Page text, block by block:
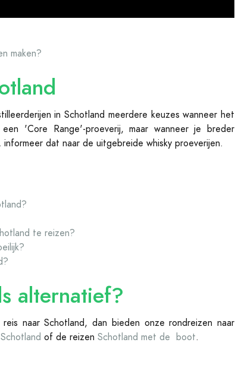
maken?
in Schotland meerdere keuzes wanneer het
'Core Range'-proeverij, maar wanneer je breder
dat naar de uitgebreide whisky proeverijen.
te reizen?
alternatief?
naar Schotland, dan bieden onze rondreizen naar
of de reizen Schotland met de boot.